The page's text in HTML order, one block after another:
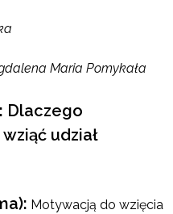
Maria Pomykała
Dlaczego
udział
Motywacją do wzięcia